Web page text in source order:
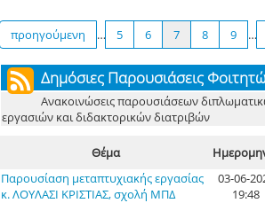
προηγούμενη … 5 6 7 8 9 …
Δημόσιες Παρουσιάσεις
Ανακοινώσεις παρουσιάσεων
εργασιών και διδακτορικών διατριβών
Θέμα
Παρουσίαση μεταπτυχιακής εργασίας
κ. ΛΟΥΛΑΣΙ ΚΡΙΣΤΙΑΣ, σχολή ΜΠΔ
03-06-
19:48